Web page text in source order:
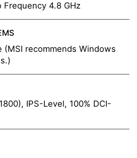
Frequency 4.8 GHz
(MSI recommends Windows
IPS-Level, 100% DCI-